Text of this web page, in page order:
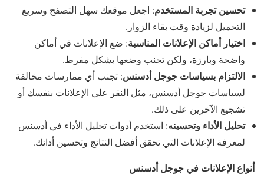
تحسين تجربة المستخدم: اجعل موقعك سهل التصفح وسريع
التحميل لزيادة وقت بقاء الزوار.
اختيار أماكن الإعلانات المناسبة: ضع الإعلانات في أماكن
واضحة وبارزة، ولكن تجنب وضعها بشكل مفرط.
الالتزام بسياسات جوجل أدسنس: تجنب أي ممارسات مخالفة
لسياسات جوجل أدسنس، مثل النقر على الإعلانات بنفسك أو
تشجيع الآخرين على ذلك.
تحليل الأداء وتحسينه: استخدم أدوات تحليل الأداء في أدسنس
لمعرفة الإعلانات التي تحقق أفضل النتائج وتحسين أدائك.
أنواع الإعلانات في جوجل أدسنس